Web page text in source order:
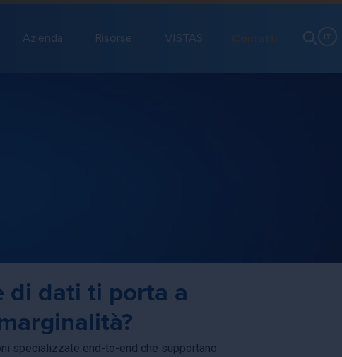
IT
Azienda Risorse VISTAS Contatti
di dati ti porta a
specializzate end-to-end che supportano